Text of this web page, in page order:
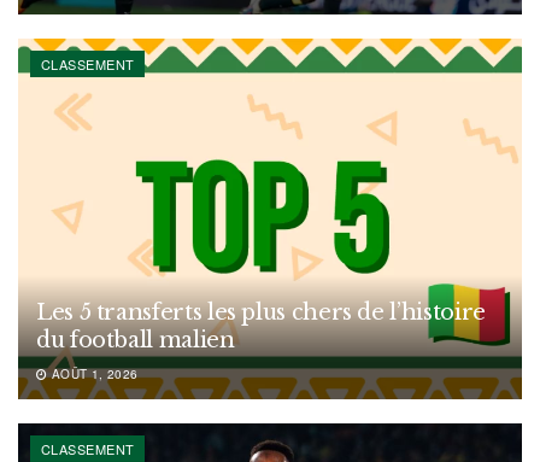
CLASSEMENT
Les 5 transferts les plus chers de l’histoire
du football malien
AOÛT 1, 2026
CLASSEMENT